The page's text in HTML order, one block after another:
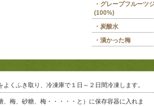
・グレープフルーツ
(100%)
・炭酸水
・漬かった梅
くふき取り、冷凍庫で１日～２日間冷凍します。
梅、砂糖、梅・・・・・と）に保存容器に入れま